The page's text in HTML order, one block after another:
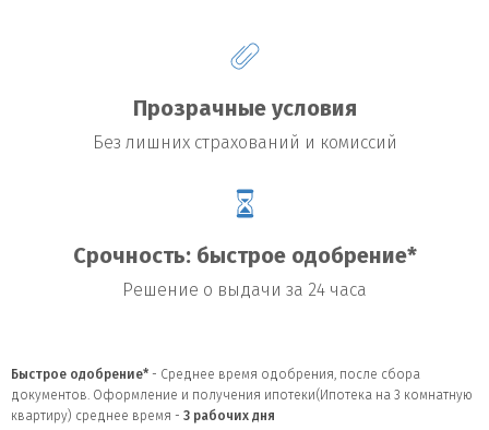
Прозрачные условия
Без лишних страхований и комиссий
Срочность: быстрое одобрение*
Решение о выдачи за 24 часа
Быстрое одобрение* - Среднее время одобрения, после сбора
документов. Оформление и получения ипотеки(Ипотека на 3 комнатную
квартиру) среднее время - 3 рабочих дня